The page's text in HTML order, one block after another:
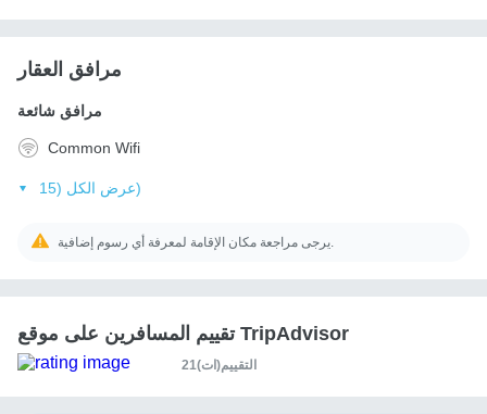
مرافق العقار
مرافق شائعة
Common Wifi
عرض الكل (15)
تقييم المسافرين على موقع TripAdvisor
21التقييم(ات)